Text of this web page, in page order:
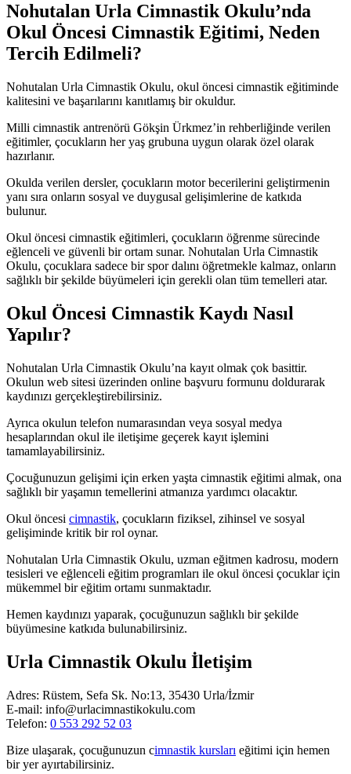
Nohutalan Urla Cimnastik Okulu’nda
Okul Öncesi Cimnastik Eğitimi, Neden
Tercih Edilmeli?
Nohutalan Urla Cimnastik Okulu, okul öncesi cimnastik eğitiminde
kalitesini ve başarılarını kanıtlamış bir okuldur.
Milli cimnastik antrenörü Gökşin Ürkmez’in rehberliğinde verilen
eğitimler, çocukların her yaş grubuna uygun olarak özel olarak
hazırlanır.
Okulda verilen dersler, çocukların motor becerilerini geliştirmenin
yanı sıra onların sosyal ve duygusal gelişimlerine de katkıda
bulunur.
Okul öncesi cimnastik eğitimleri, çocukların öğrenme sürecinde
eğlenceli ve güvenli bir ortam sunar. Nohutalan Urla Cimnastik
Okulu, çocuklara sadece bir spor dalını öğretmekle kalmaz, onların
sağlıklı bir şekilde büyümeleri için gerekli olan tüm temelleri atar.
Okul Öncesi Cimnastik Kaydı Nasıl
Yapılır?
Nohutalan Urla Cimnastik Okulu’na kayıt olmak çok basittir.
Okulun web sitesi üzerinden online başvuru formunu doldurarak
kaydınızı gerçekleştirebilirsiniz.
Ayrıca okulun telefon numarasından veya sosyal medya
hesaplarından okul ile iletişime geçerek kayıt işlemini
tamamlayabilirsiniz.
Çocuğunuzun gelişimi için erken yaşta cimnastik eğitimi almak, ona
sağlıklı bir yaşamın temellerini atmanıza yardımcı olacaktır.
Okul öncesi cimnastik, çocukların fiziksel, zihinsel ve sosyal
gelişiminde kritik bir rol oynar.
Nohutalan Urla Cimnastik Okulu, uzman eğitmen kadrosu, modern
tesisleri ve eğlenceli eğitim programları ile okul öncesi çocuklar için
mükemmel bir eğitim ortamı sunmaktadır.
Hemen kaydınızı yaparak, çocuğunuzun sağlıklı bir şekilde
büyümesine katkıda bulunabilirsiniz.
Urla Cimnastik Okulu İletişim
Adres: Rüstem, Sefa Sk. No:13, 35430 Urla/İzmir
E-mail: info@urlacimnastikokulu.com
Telefon: 0 553 292 52 03
Bize ulaşarak, çocuğunuzun cimnastik kursları eğitimi için hemen
bir yer ayırtabilirsiniz.